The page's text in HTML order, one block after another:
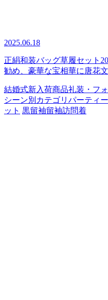
2025.06.18
正絹和装バッグ草履セット
勧め、豪華な宝相華に唐花
結婚式新入荷商品礼装・フ
シーン別カテゴリ パーティ
ット 黒留袖留袖訪問着